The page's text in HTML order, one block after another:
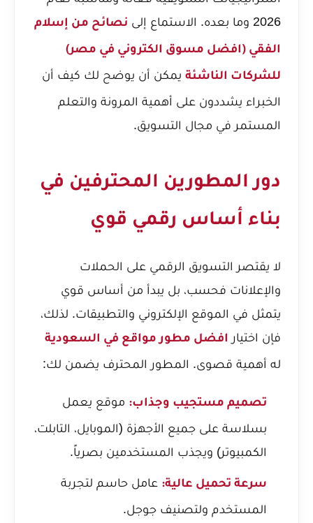
2026 وما بعده. الاستماع إلى
نصائح من إسلام
الفقي (افضل مسوق الكتروني في مصر)
للشركات الناشئة يمكن أن يوضح لك كيف أن
الخبراء يشددون على أهمية المرونة والتعلم
المستمر في مجال التسويق.
دور المطورين المحترفين في
بناء أساس رقمي قوي
لا يقتصر التسويق الرقمي على الحملات
والإعلانات فحسب، بل يبدأ من أساس قوي
يتمثل في الموقع الإلكتروني والتطبيقات. لذلك،
فإن اختيار افضل مطور مواقع في السعودية
له أهمية قصوى. المطور المحترف يضمن لك:
تصميم مستجيب وجذاب: موقع يعمل
بسلاسة على جميع الأجهزة (الموبايل، التابلت،
الكمبيوتر) ويجذب المستخدمين بصرياً.
سرعة تحميل عالية: عامل حاسم لتجربة
المستخدم ولتصنيف جوجل.